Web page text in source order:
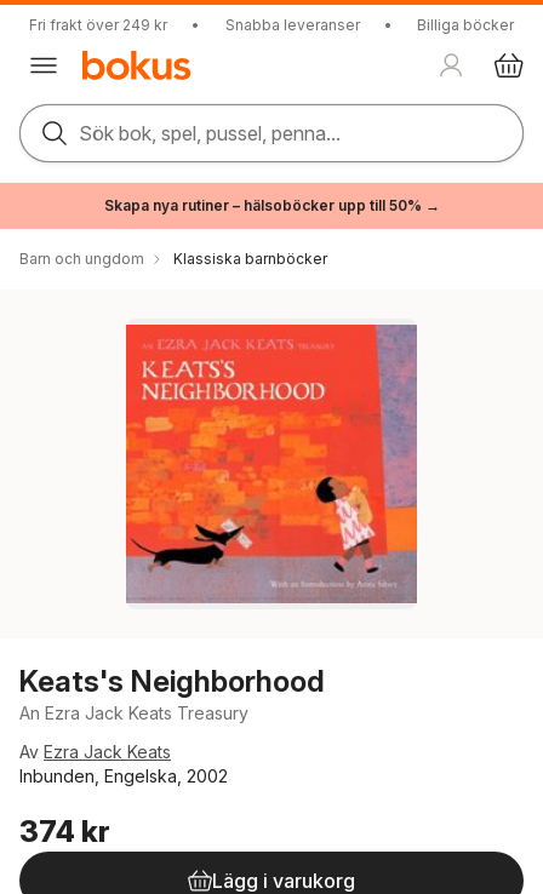
Fri frakt över 249 kr • Snabba leveranser • Billiga böcker
Sök bok, spel, pussel, penna...
Skapa nya rutiner – hälsoböcker upp till 50% →
Barn och ungdom Klassiska barnböcker
Keats's Neighborhood
An Ezra Jack Keats Treasury
Av Ezra Jack Keats
Inbunden, Engelska, 2002
374 kr
Lägg i varukorg